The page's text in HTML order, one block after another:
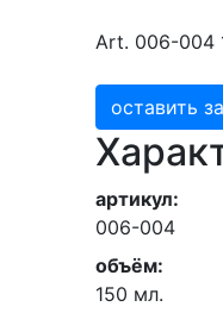
Art. 006-004
оставить
артикул:
006-004
объём:
150 мл.